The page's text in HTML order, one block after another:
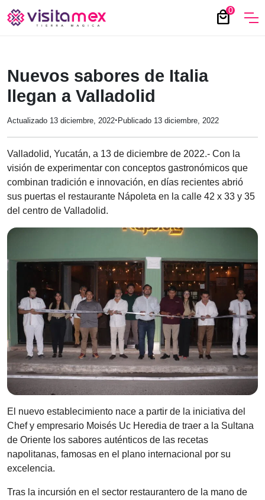
0
local_mall
Nuevos sabores de Italia
llegan a Valladolid
Actualizado 13 diciembre, 2022·Publicado 13 diciembre, 2022
Valladolid, Yucatán, a 13 de diciembre de 2022.- Con la
visión de experimentar con conceptos gastronómicos que
combinan tradición e innovación, en días recientes abrió
sus puertas el restaurante Nápoleta en la calle 42 x 33 y 35
del centro de Valladolid.
El nuevo establecimiento nace a partir de la iniciativa del
Chef y empresario Moisés Uc Heredia de traer a la Sultana
de Oriente los sabores auténticos de las recetas
napolitanas, famosas en el plano internacional por su
excelencia.
Tras la incursión en el sector restaurantero de la mano de